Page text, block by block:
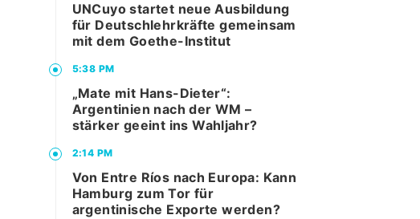
UNCuyo startet neue Ausbildung
für Deutschlehrkräfte gemeinsam
mit dem Goethe-Institut
5:38 PM
„Mate mit Hans-Dieter“:
Argentinien nach der WM –
stärker geeint ins Wahljahr?
2:14 PM
Von Entre Ríos nach Europa: Kann
Hamburg zum Tor für
argentinische Exporte werden?